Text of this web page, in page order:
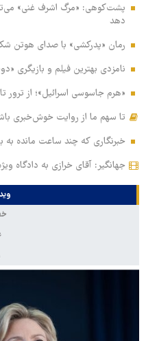
پشت‌کوهی: «مرگ اشرف غنی»
دهد
رمان «پدرکشی» با صدای هوتن
نامزدی بهترین فیلم و بازیگری «دوچرخه آبی»
«هرم جاسوسی اسرائیل»؛ از ترور
تا سهم ما از روایت خوش‌خبری
خبرنگاری که چند ساعت مانده به
جهانگیر: آقای خرازی به دادگاه